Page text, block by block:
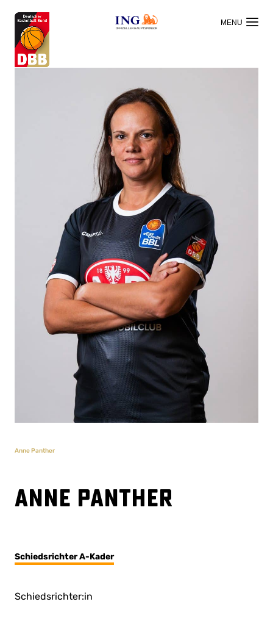
OFFIZIELLER HAUPTSPONSOR
Anne Panther
Anne Panther
Schiedsrichter A-Kader
Schiedsrichter:in